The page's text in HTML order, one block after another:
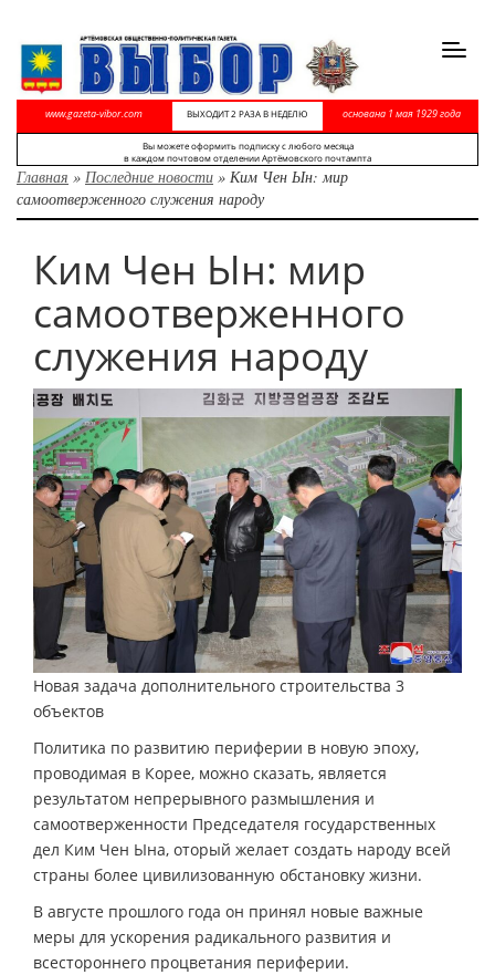
www.gazeta-vibor.com ВЫХОДИТ 2 РАЗА В НЕДЕЛЮ основана 1 мая 1929 года
Вы можете оформить подписку с любого месяца
в каждом почтовом отделении Артёмовского почтампта
Главная » Последние новости » Ким Чен Ын: мир
самоотверженного служения народу
Ким Чен Ын: мир
самоотверженного
служения народу
Новая задача дополнительного строительства 3
объектов
Политика по развитию периферии в новую эпоху,
проводимая в Корее, можно сказать, является
результатом непрерывного размышления и
самоотверженности Председателя государственных
дел Ким Чен Ына, оторый желает создать народу всей
страны более цивилизованную обстановку жизни.
В августе прошлого года он принял новые важные
меры для ускорения радикального развития и
всестороннего процветания периферии.